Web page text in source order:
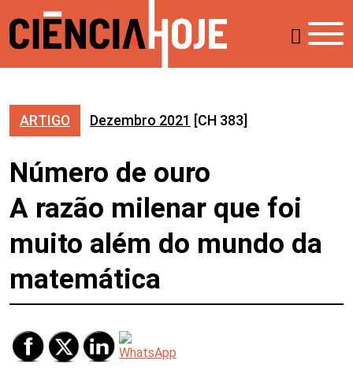
ARTIGO Dezembro 2021 [CH 383]
Número de ouro
A razão milenar que foi
muito além do mundo da
matemática